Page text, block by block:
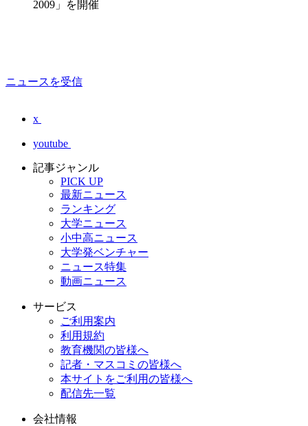
2009」を開催
ニュースを受信
x
youtube
記事ジャンル
PICK UP
最新ニュース
ランキング
大学ニュース
小中高ニュース
大学発ベンチャー
ニュース特集
動画ニュース
サービス
ご利用案内
利用規約
教育機関の皆様へ
記者・マスコミの皆様へ
本サイトをご利用の皆様へ
配信先一覧
会社情報